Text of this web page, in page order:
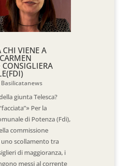
VIENE A
Basilicatanews
giunta Telesca?
Per la
di Potenza (Fdi),
commissione
uno scollamento tra
di maggioranza, i
messi al corrente